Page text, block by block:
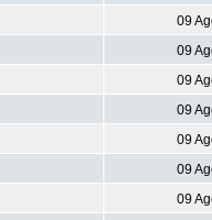
09
09
09
09
09
09
09